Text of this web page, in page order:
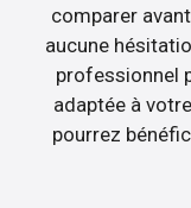
comparer
aucune
professionnel
adaptée à
pourrez